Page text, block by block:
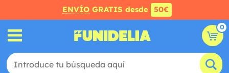
ENVÍO GRATIS desde 50€
0